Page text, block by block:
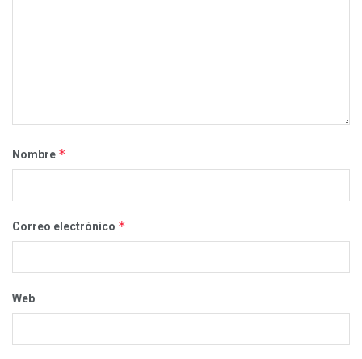
Nombre *
Correo electrónico *
Web